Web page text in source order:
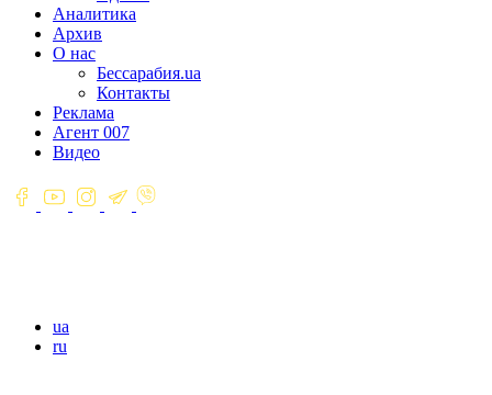
Аналитика
Архив
О нас
Бессарабия.ua
Контакты
Реклама
Агент 007
Видео
ua
ru